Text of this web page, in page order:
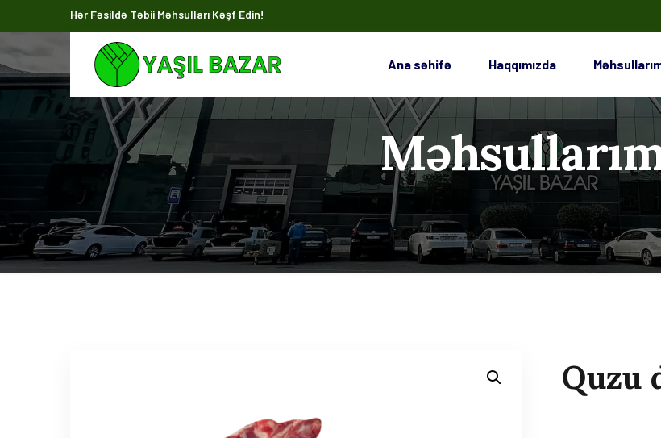
Hər Fəsildə Təbii Məhsulları Kəşf Edin!
Ana səhifə Haqqımızda
Quzu